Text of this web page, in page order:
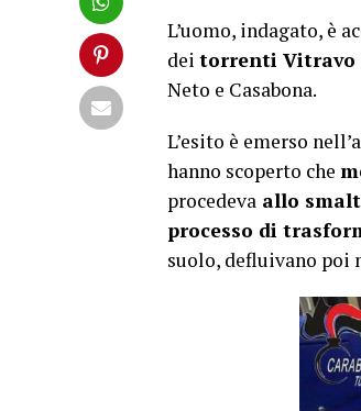
L’uomo, indagato, è
dei torrenti Vitravo
Neto e Casabona.
L’esito è emerso
hanno scoperto che
procedeva allo
processo di
suolo, defluivano poi